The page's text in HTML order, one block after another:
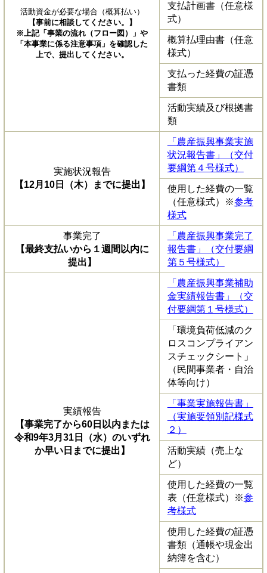
活動資金が必要な場合（概算払い）
【事前に相談してください。】
※上記「事業の流れ（フロー図）」や
「本事業に係る注意事項」を確認した
上で、提出してください。
支払計画書（任意様
式）
概算払理由書（任意
様式）
支払った経費の証憑
書類
活動実績及び根拠書
類
実施状況報告
【12月10日（木）までに提出】
「農産振興事業実施
状況報告書」（交付
要綱第４号様式）
使用した経費の一覧
（任意様式）※参考
様式
事業完了
【最終支払いから１週間以内に
提出】
「農産振興事業完了
報告書」（交付要綱
第５号様式）
実績報告
【事業完了から60日以内または
令和9年3月31日（水）のいずれ
か早い日までに提出】
「農産振興事業補助
金実績報告書」（交
付要綱第１号様式）
「環境負荷低減のク
ロスコンプライアン
スチェックシート」
（民間事業者・自治
体等向け）
「事業実施報告書」
（実施要領別記様式
２）
活動実績（売上な
ど）
使用した経費の一覧
表（任意様式）​※参
考様式
使用した経費の証憑
書類（通帳や現金出
納簿を含む）